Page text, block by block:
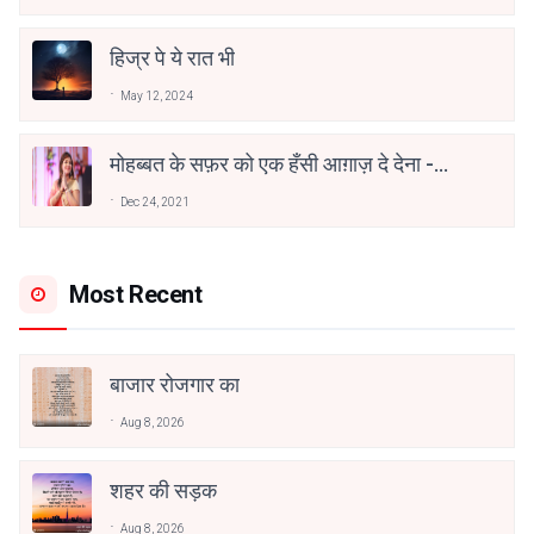
हिज्र पे ये रात भी
May 12, 2024
मोहब्बत के सफ़र को एक हँसी आग़ाज़ दे देना -
Dec 24, 2021
Most Recent
बाजार रोजगार का
Aug 8, 2026
शहर की सड़क
Aug 8, 2026